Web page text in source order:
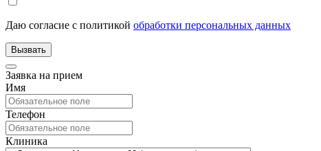
Даю согласие с политикой обработки персональных данных
Заявка на прием
Имя
Телефон
Клиника